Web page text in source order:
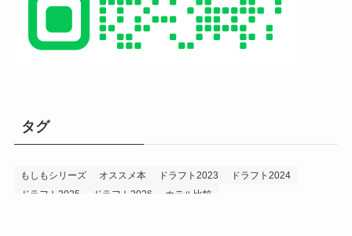
タグ
もしもシリーズ オススメ本 ドラフト2023
ドラフト2024
ドラフト2025
ドラフト2026
ホテル比較